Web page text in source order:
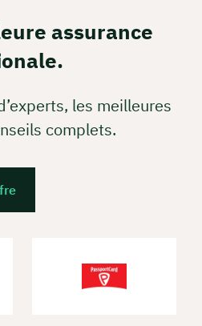
assurance
les meilleures
complets.